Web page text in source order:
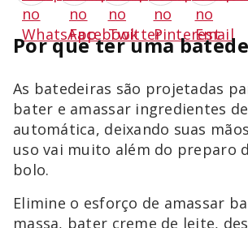
Por que ter uma
As batedeiras são projetadas
bater e amassar ingredientes
automática, deixando suas
uso vai muito além do preparo
bolo.
Elimine o esforço de amassar
massa, bater creme de leite,